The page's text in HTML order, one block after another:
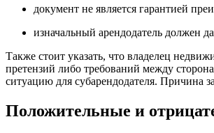
документ не является гарантией
изначальный арендодатель должен
Также стоит указать, что владелец
претензий либо требований между
ситуацию для субарендодателя. Причина
Положительные и